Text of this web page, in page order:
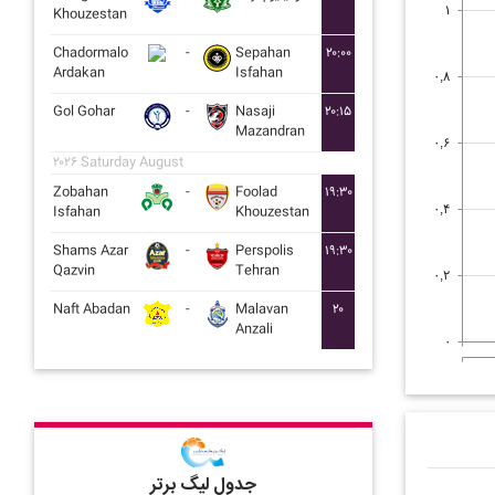
Khouzestan
Chadormalo
Ardakan
-
Sepahan
Isfahan
۲۰:۰۰
Gol Gohar -
Nasaji
Mazandran
۲۰:۱۵
۲۰۲۶ Saturday August
Zobahan
Isfahan
-
Foolad
Khouzestan
۱۹:۳۰
Shams Azar
Qazvin
-
Perspolis
Tehran
۱۹:۳۰
Naft Abadan -
Malavan
Anzali
۲۰
جدول لیگ برتر
۰
۰,۲
۰,۴
۰,۶
۰,۸
۱